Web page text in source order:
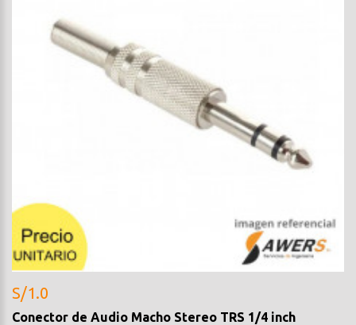
S/1.0
Conector de Audio Macho Stereo TRS 1/4 inch